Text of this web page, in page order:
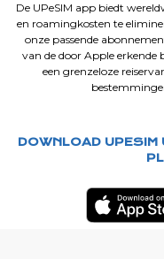
De UPeSIM app biedt
en roamingkosten te
onze passende
van de door Apple
een grenzeloze
DOWNLOAD UPESIM